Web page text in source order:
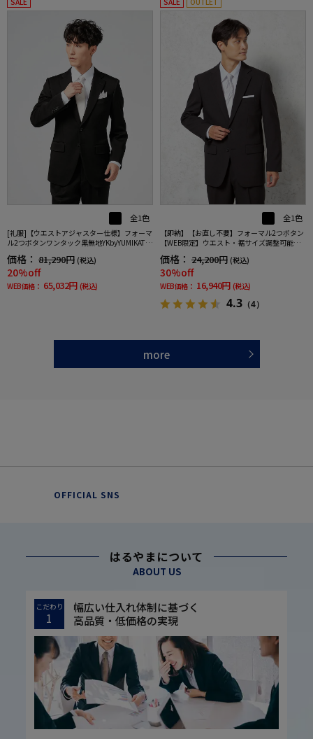
全1色
[礼服]【ウエストアジャスター仕様】フォーマ
ル2つボタンワンタック黒無地YKbyYUMIKATS
価格： 81,290円 (税込)
20%off
WEB価格： 65,032円 (税込)
全1色
【即納】【お直し不要】フォーマル2つボタン
【WEB限定】ウエスト・裾サイズ調整可能上
価格： 24,200円 (税込)
30%off
WEB価格： 16,940円 (税込)
4.3 （4）
more
OFFICIAL SNS
はるやまについて
ABOUT US
こだわり
1
幅広い仕入れ体制に基づく
高品質・低価格の実現